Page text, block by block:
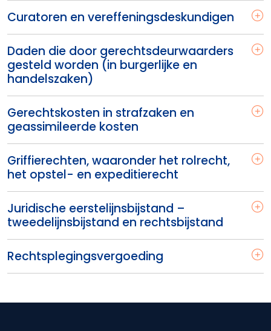
Curatoren en vereffeningsdeskundigen
Daden die door gerechtsdeurwaarders
gesteld worden (in burgerlijke en
handelszaken)
Gerechtskosten in strafzaken en
geassimileerde kosten
Griffierechten, waaronder het rolrecht,
het opstel- en expeditierecht
Juridische eerstelijnsbijstand –
tweedelijnsbijstand en rechtsbijstand
Rechtsplegingsvergoeding